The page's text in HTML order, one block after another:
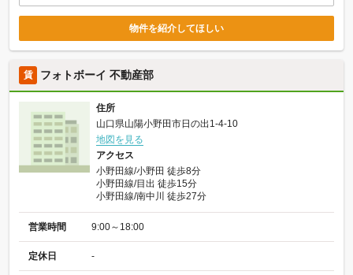
物件を紹介してほしい
賃 フォトボーイ 不動産部
住所
山口県山陽小野田市日の出1-4-10
地図を見る
アクセス
小野田線/小野田 徒歩8分
小野田線/目出 徒歩15分
小野田線/南中川 徒歩27分
営業時間 9:00～18:00
定休日 -